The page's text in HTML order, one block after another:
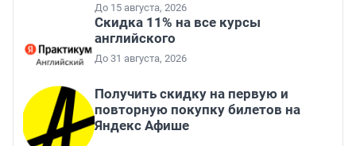
До 15 августа, 2026
Скидка 11% на все курсы
английского
До 31 августа, 2026
Получить скидку на первую и
повторную покупку билетов на
Яндекс Афише